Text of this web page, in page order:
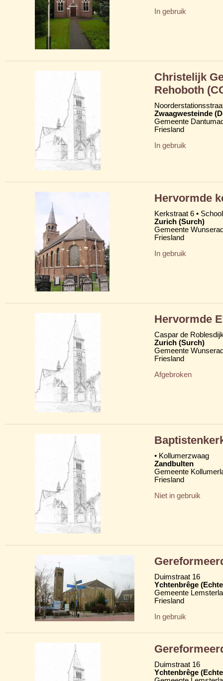
In gebruik
Christelijk
Rehoboth
Zwaagwesteinde
Gemeente
Friesland
In gebruik
Hervormde
Kerkstraat 6 •
Zurich (Surch)
Gemeente
Friesland
In gebruik
Hervormde
Caspar de
Zurich (Surch)
Gemeente
Friesland
Afgebroken
• Kollumerzwaag
Zandbulten
Gemeente
Friesland
Niet in gebruik
Duimstraat 16
Ychtenbrêge
Gemeente
Friesland
In gebruik
Duimstraat 16
Ychtenbrêge